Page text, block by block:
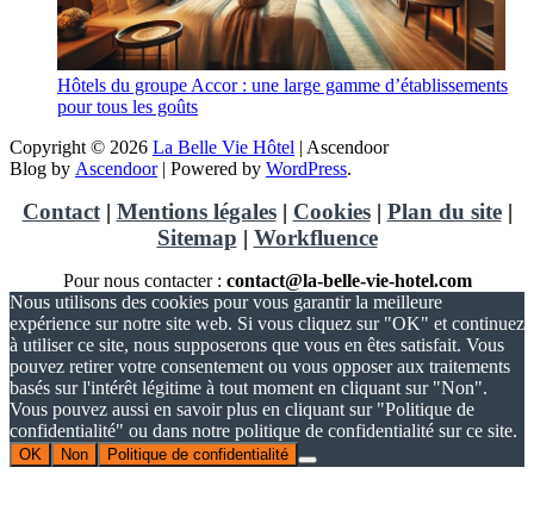
Hôtels du groupe Accor : une large gamme d’établissements
pour tous les goûts
Copyright © 2026 La Belle Vie Hôtel | Ascendoor
Blog by Ascendoor| Powered by WordPress.
Contact| Mentions légales| Cookies| Plan du site|
Sitemap | Workfluence
Pour nous contacter : contact@la-belle-vie-hotel.com
Nous utilisons des cookies pour vous garantir la meilleure
expérience sur notre site web. Si vous cliquez sur "OK" et continuez
à utiliser ce site, nous supposerons que vous en êtes satisfait. Vous
pouvez retirer votre consentement ou vous opposer aux traitements
basés sur l'intérêt légitime à tout moment en cliquant sur "Non".
Vous pouvez aussi en savoir plus en cliquant sur "Politique de
confidentialité" ou dans notre politique de confidentialité sur ce site.
OK Non Politique de confidentialité